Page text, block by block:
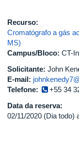
Recurso:
Cromatógrafo a gás
MS)
Campus/Bloco: CT-
Solicitante: John
E-mail:
Telefone:
+55 34
Data da reserva:
02/11/2020 (Dia todo)